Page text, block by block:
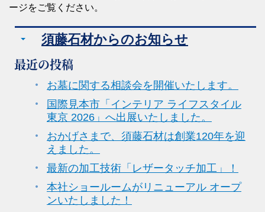
ージをご覧ください。
須藤石材からのお知らせ
最近の投稿
お墓に関する相談会を開催いたします。
国際見本市「インテリア ライフスタイル
東京 2026」へ出展いたしました。
おかげさまで、須藤石材は創業120年を迎
えました。
最新の加工技術「レザータッチ加工」！
本社ショールームがリニューアル オープ
ンいたしました！